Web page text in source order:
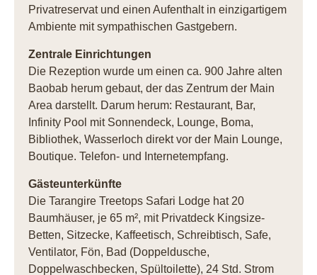
Privatreservat und einen Aufenthalt in einzigartigem
Ambiente mit sympathischen Gastgebern.
Zentrale Einrichtungen
Die Rezeption wurde um einen ca. 900 Jahre alten
Baobab herum gebaut, der das Zentrum der Main
Area darstellt. Darum herum: Restaurant, Bar,
Infinity Pool mit Sonnendeck, Lounge, Boma,
Bibliothek, Wasserloch direkt vor der Main Lounge,
Boutique. Telefon- und Internetempfang.
Gästeunterkünfte
Die Tarangire Treetops Safari Lodge hat 20
Baumhäuser, je 65 m², mit Privatdeck Kingsize-
Betten, Sitzecke, Kaffeetisch, Schreibtisch, Safe,
Ventilator, Fön, Bad (Doppeldusche,
Doppelwaschbecken, Spültoilette), 24 Std. Strom